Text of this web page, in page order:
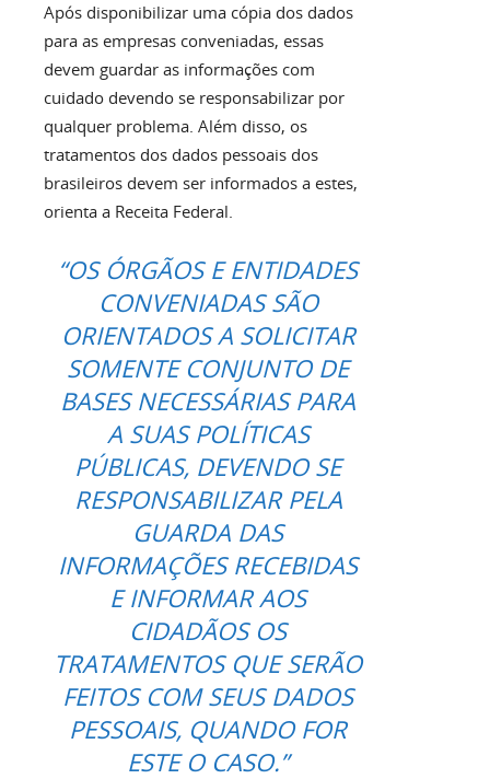
Após disponibilizar uma cópia dos dados
para as empresas conveniadas, essas
devem guardar as informações com
cuidado devendo se responsabilizar por
qualquer problema. Além disso, os
tratamentos dos dados pessoais dos
brasileiros devem ser informados a estes,
orienta a Receita Federal.
“OS ÓRGÃOS E ENTIDADES
CONVENIADAS SÃO
ORIENTADOS A SOLICITAR
SOMENTE CONJUNTO DE
BASES NECESSÁRIAS PARA
A SUAS POLÍTICAS
PÚBLICAS, DEVENDO SE
RESPONSABILIZAR PELA
GUARDA DAS
INFORMAÇÕES RECEBIDAS
E INFORMAR AOS
CIDADÃOS OS
TRATAMENTOS QUE SERÃO
FEITOS COM SEUS DADOS
PESSOAIS, QUANDO FOR
ESTE O CASO.”